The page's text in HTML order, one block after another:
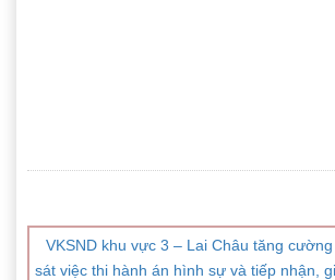
VKSND khu vực 3 – Lai Châu tăng
sát việc thi hành án hình sự và tiếp nhận,